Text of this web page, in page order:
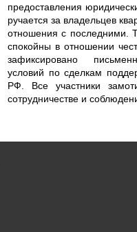
предоставления
ручается за владельцев
отношения с последними.
спокойны в отношении
зафиксировано
условий по сделкам
РФ. Все участники
сотрудничестве и